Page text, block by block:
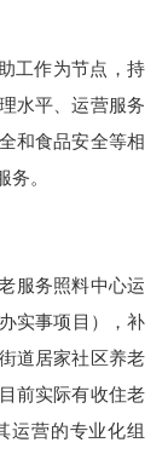
工作为节点，持
水平、运营服务
和食品安全等相
务。
服务照料中心运
实事项目）
，补
街道居家社区养老
前实际有收住老
运营的专业化组